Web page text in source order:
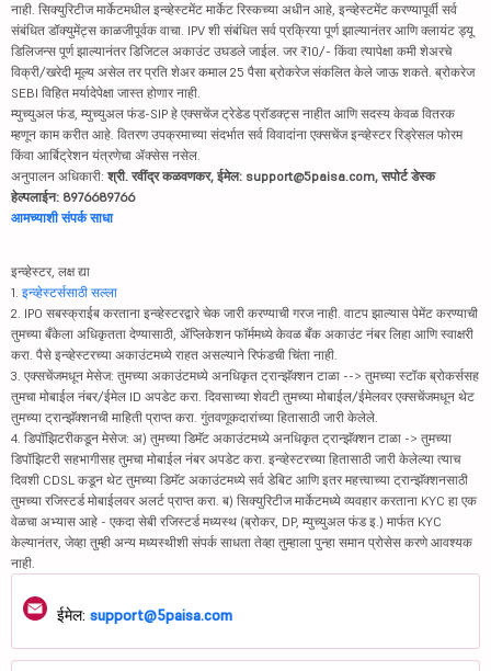
नाही. सिक्युरिटीज मार्केटमधील इन्व्हेस्टमेंट मार्केट रिस्कच्या अधीन आहे, इन्व्हेस्टमेंट करण्यापूर्वी सर्व
संबंधित डॉक्युमेंट्स काळजीपूर्वक वाचा. IPV शी संबंधित सर्व प्रक्रिया पूर्ण झाल्यानंतर आणि क्लायंट ड्यू
डिलिजन्स पूर्ण झाल्यानंतर डिजिटल अकाउंट उघडले जाईल. जर ₹10/- किंवा त्यापेक्षा कमी शेअरचे
विक्री/खरेदी मूल्य असेल तर प्रति शेअर कमाल 25 पैसा ब्रोकरेज संकलित केले जाऊ शकते. ब्रोकरेज
SEBI विहित मर्यादेपेक्षा जास्त होणार नाही.
म्युच्युअल फंड, म्युच्युअल फंड-SIP हे एक्सचेंज ट्रेडेड प्रॉडक्ट्स नाहीत आणि सदस्य केवळ वितरक
म्हणून काम करीत आहे. वितरण उपक्रमाच्या संदर्भात सर्व विवादांना एक्सचेंज इन्व्हेस्टर रिड्रेसल फोरम
किंवा आर्बिट्रेशन यंत्रणेचा ॲक्सेस नसेल.
अनुपालन अधिकारी: श्री. रवींद्र कळवणकर, ईमेल: support@5paisa.com, सपोर्ट डेस्क
हेल्पलाईन: 8976689766
आमच्याशी संपर्क साधा
इन्व्हेस्टर, लक्ष द्या
1. इन्व्हेस्टर्ससाठी सल्ला
2. IPO सबस्क्राईब करताना इन्व्हेस्टरद्वारे चेक जारी करण्याची गरज नाही. वाटप झाल्यास पेमेंट करण्याची
तुमच्या बँकेला अधिकृतता देण्यासाठी, ॲप्लिकेशन फॉर्ममध्ये केवळ बँक अकाउंट नंबर लिहा आणि स्वाक्षरी
करा. पैसे इन्व्हेस्टरच्या अकाउंटमध्ये राहत असल्याने रिफंडची चिंता नाही.
3. एक्सचेंजमधून मेसेज: तुमच्या अकाउंटमध्ये अनधिकृत ट्रान्झॅक्शन टाळा --> तुमच्या स्टॉक ब्रोकर्ससह
तुमचा मोबाईल नंबर/ईमेल ID अपडेट करा. दिवसाच्या शेवटी तुमच्या मोबाईल/ईमेलवर एक्सचेंजमधून थेट
तुमच्या ट्रान्झॅक्शनची माहिती प्राप्त करा. गुंतवणूकदारांच्या हितासाठी जारी केलेले.
4. डिपॉझिटरीकडून मेसेज: अ) तुमच्या डिमॅट अकाउंटमध्ये अनधिकृत ट्रान्झॅक्शन टाळा -> तुमच्या
डिपॉझिटरी सहभागीसह तुमचा मोबाईल नंबर अपडेट करा. इन्व्हेस्टरच्या हितासाठी जारी केलेल्या त्याच
दिवशी CDSL कडून थेट तुमच्या डिमॅट अकाउंटमध्ये सर्व डेबिट आणि इतर महत्त्वाच्या ट्रान्झॅक्शनसाठी
तुमच्या रजिस्टर्ड मोबाईलवर अलर्ट प्राप्त करा. ब) सिक्युरिटीज मार्केटमध्ये व्यवहार करताना KYC हा एक
वेळचा अभ्यास आहे - एकदा सेबी रजिस्टर्ड मध्यस्थ (ब्रोकर, DP, म्युच्युअल फंड इ.) मार्फत KYC
केल्यानंतर, जेव्हा तुम्ही अन्य मध्यस्थीशी संपर्क साधता तेव्हा तुम्हाला पुन्हा समान प्रोसेस करणे आवश्यक
नाही.
ईमेल: support@5paisa.com